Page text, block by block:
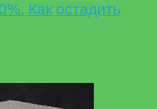
Как остадить